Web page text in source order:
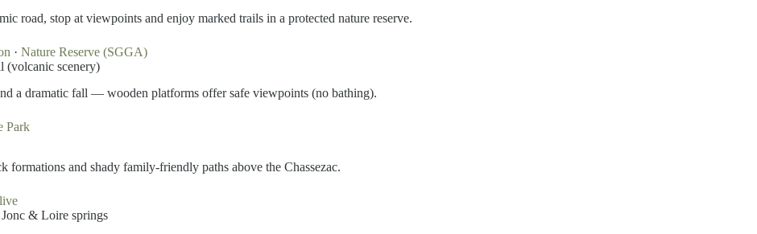
road, stop at viewpoints and enjoy marked trails in a protected nature reserve.
· Nature Reserve (SGGA)
(volcanic scenery)
a dramatic fall — wooden platforms offer safe viewpoints (no bathing).
Park
formations and shady family-friendly paths above the Chassezac.
& Loire springs